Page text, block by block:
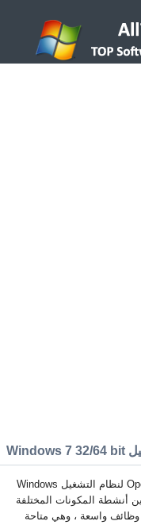
Open Hardware Monitor لنظام التشغيل Windows
أنشطة المكونات المختلفة
واسعة ، وهي متاحة